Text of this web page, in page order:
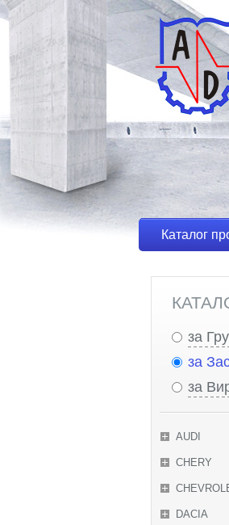
Каталог
за
за
за
AUDI
CHERY
DACIA